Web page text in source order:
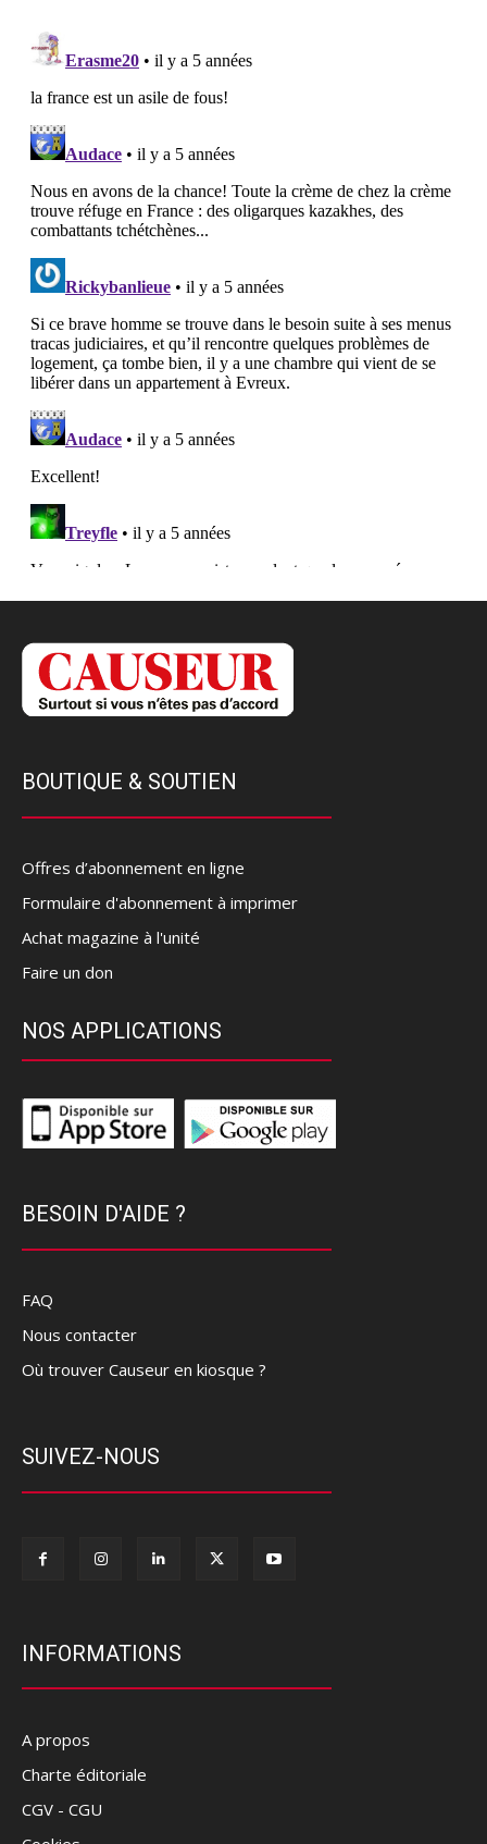
BOUTIQUE & SOUTIEN
Offres d’abonnement en ligne
Formulaire d'abonnement à imprimer
Achat magazine à l'unité
Faire un don
NOS APPLICATIONS
BESOIN D'AIDE ?
FAQ
Nous contacter
Où trouver Causeur en kiosque ?
SUIVEZ-NOUS
INFORMATIONS
A propos
Charte éditoriale
CGV - CGU